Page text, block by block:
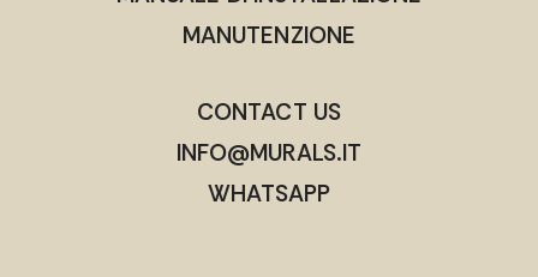
MANUTENZIONE
CONTACT US
INFO@MURALS.IT
WHATSAPP